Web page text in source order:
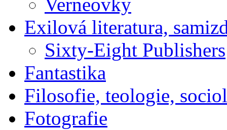
Exilová literatura,
Sixty-Eight Publishers
Fantastika
Filosofie, teologie,
Fotografie